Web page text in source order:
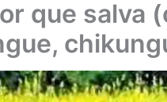
que salva